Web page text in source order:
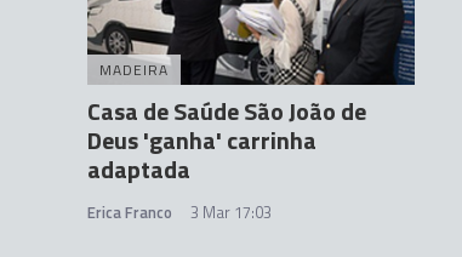
MADEIRA
Casa de Saúde São João de
Deus 'ganha' carrinha
adaptada
Erica Franco 3 Mar 17:03